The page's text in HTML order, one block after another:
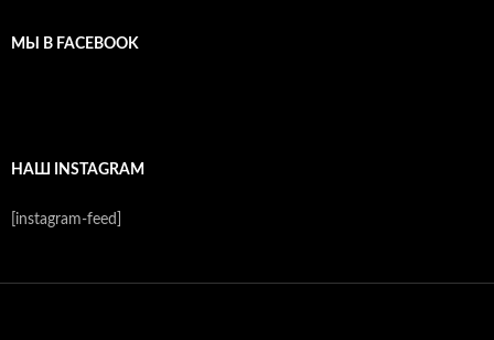
МЫ В FACEBOOK
НАШ INSTAGRAM
[instagram-feed]